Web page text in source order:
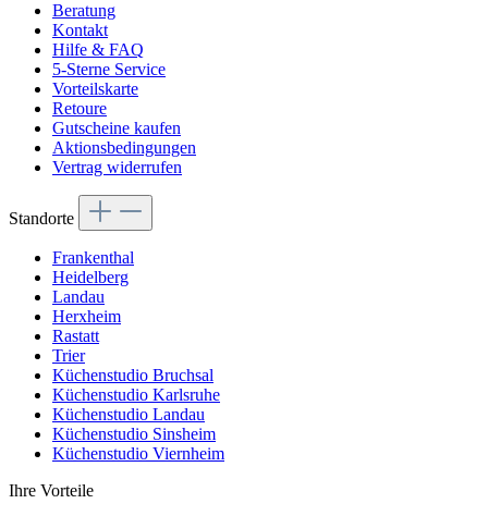
Beratung
Kontakt
Hilfe & FAQ
5-Sterne Service
Vorteilskarte
Retoure
Gutscheine kaufen
Aktionsbedingungen
Vertrag widerrufen
Standorte
Frankenthal
Heidelberg
Landau
Herxheim
Rastatt
Trier
Küchenstudio Bruchsal
Küchenstudio Karlsruhe
Küchenstudio Landau
Küchenstudio Sinsheim
Küchenstudio Viernheim
Ihre Vorteile